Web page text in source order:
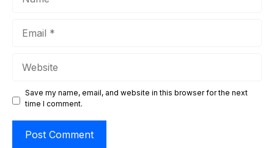
Save my name, email, and website in this browser for the next
time I comment.